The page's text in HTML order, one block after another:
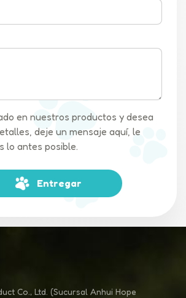
en nuestros productos y desea
deje un mensaje aquí, le
lo antes posible.
Entregar
Co., Ltd. (Sucursal Anhui Hope